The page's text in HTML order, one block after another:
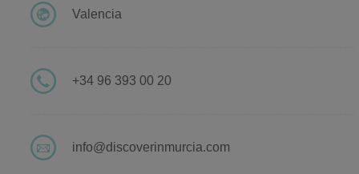
Valencia
+34 96 393 00 20
info@discoverinmurcia.com